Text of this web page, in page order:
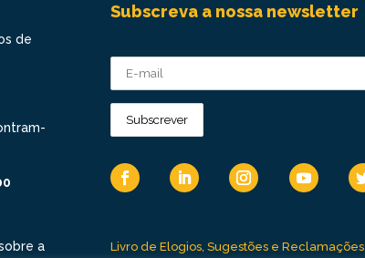
de
Subscreva a nossa newsletter
a Livro de Elogios, Sugestões e Reclamações